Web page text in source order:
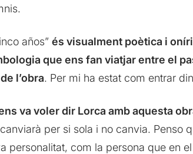
años” és visualment poètica i
que ens fan viatjar entre el
l’obra. Per mi ha estat com entrar
va voler dir Lorca amb aquesta
per si sola i no canvia. Penso
personalitat, com la persona que en